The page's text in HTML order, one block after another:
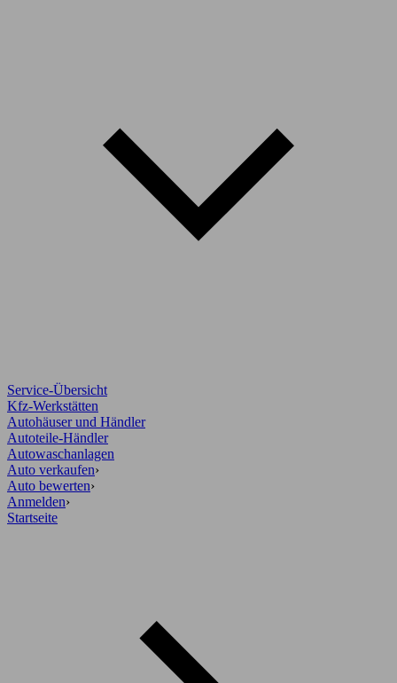
Service-Übersicht
Kfz-Werkstätten
Autohäuser und Händler
Autoteile-Händler
Autowaschanlagen
Auto verkaufen›
Auto bewerten›
Anmelden›
Startseite